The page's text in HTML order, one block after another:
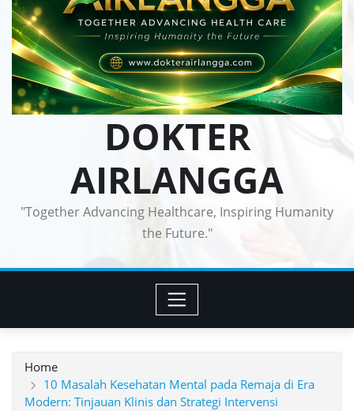
DOKTER
AIRLANGGA
"Together Advancing Healthcare, Inspiring Humanity
the Future."
Home
10 Masalah Kesehatan Mental pada Remaja di Era
Modern: Tinjauan Klinis dan Strategi Intervensi